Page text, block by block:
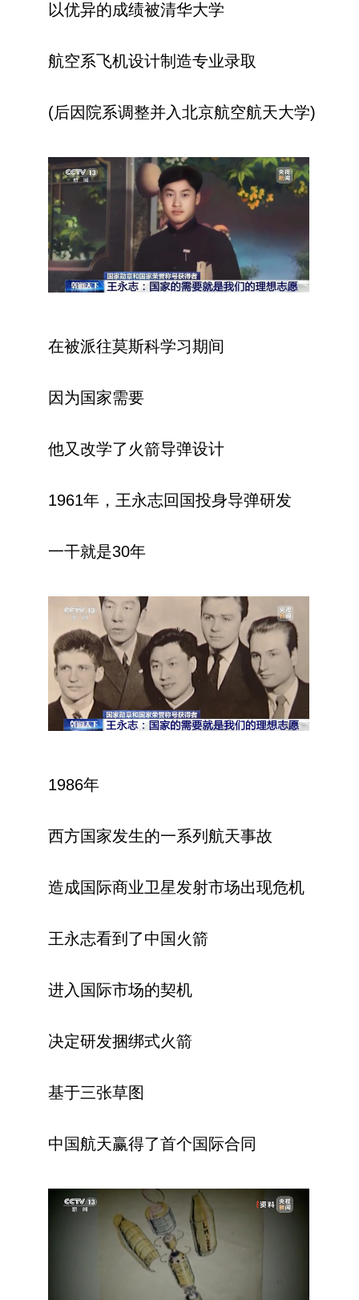
以优异的成绩被清华大学
航空系飞机设计制造专业录取
(后因院系调整并入北京航空航天大学)
在被派往莫斯科学习期间
因为国家需要
他又改学了火箭导弹设计
1961年，王永志回国投身导弹研发
一干就是30年
1986年
西方国家发生的一系列航天事故
造成国际商业卫星发射市场出现危机
王永志看到了中国火箭
进入国际市场的契机
决定研发捆绑式火箭
基于三张草图
中国航天赢得了首个国际合同